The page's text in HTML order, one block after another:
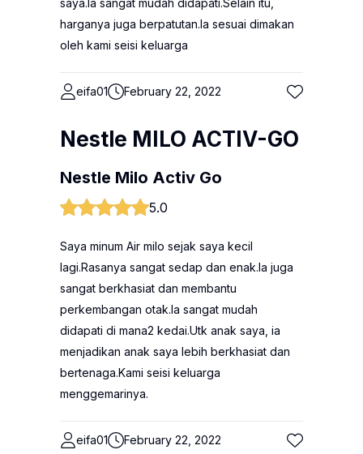
saya.Ia sangat mudah didapati.Selain itu,
harganya juga berpatutan.Ia sesuai dimakan
oleh kami seisi keluarga
eifa01 February 22, 2022
Nestle MILO ACTIV-GO
Nestle Milo Activ Go
5.0
Saya minum Air milo sejak saya kecil
lagi.Rasanya sangat sedap dan enak.Ia juga
sangat berkhasiat dan membantu
perkembangan otak.Ia sangat mudah
didapati di mana2 kedai.Utk anak saya, ia
menjadikan anak saya lebih berkhasiat dan
bertenaga.Kami seisi keluarga
menggemarinya.
eifa01 February 22, 2022